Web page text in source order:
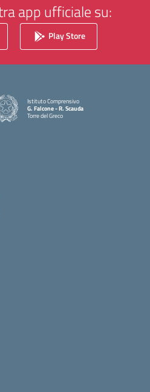
app ufficiale su:
Play Store
Istituto Comprensivo
G. Falcone - R. Scauda
Torre del Greco